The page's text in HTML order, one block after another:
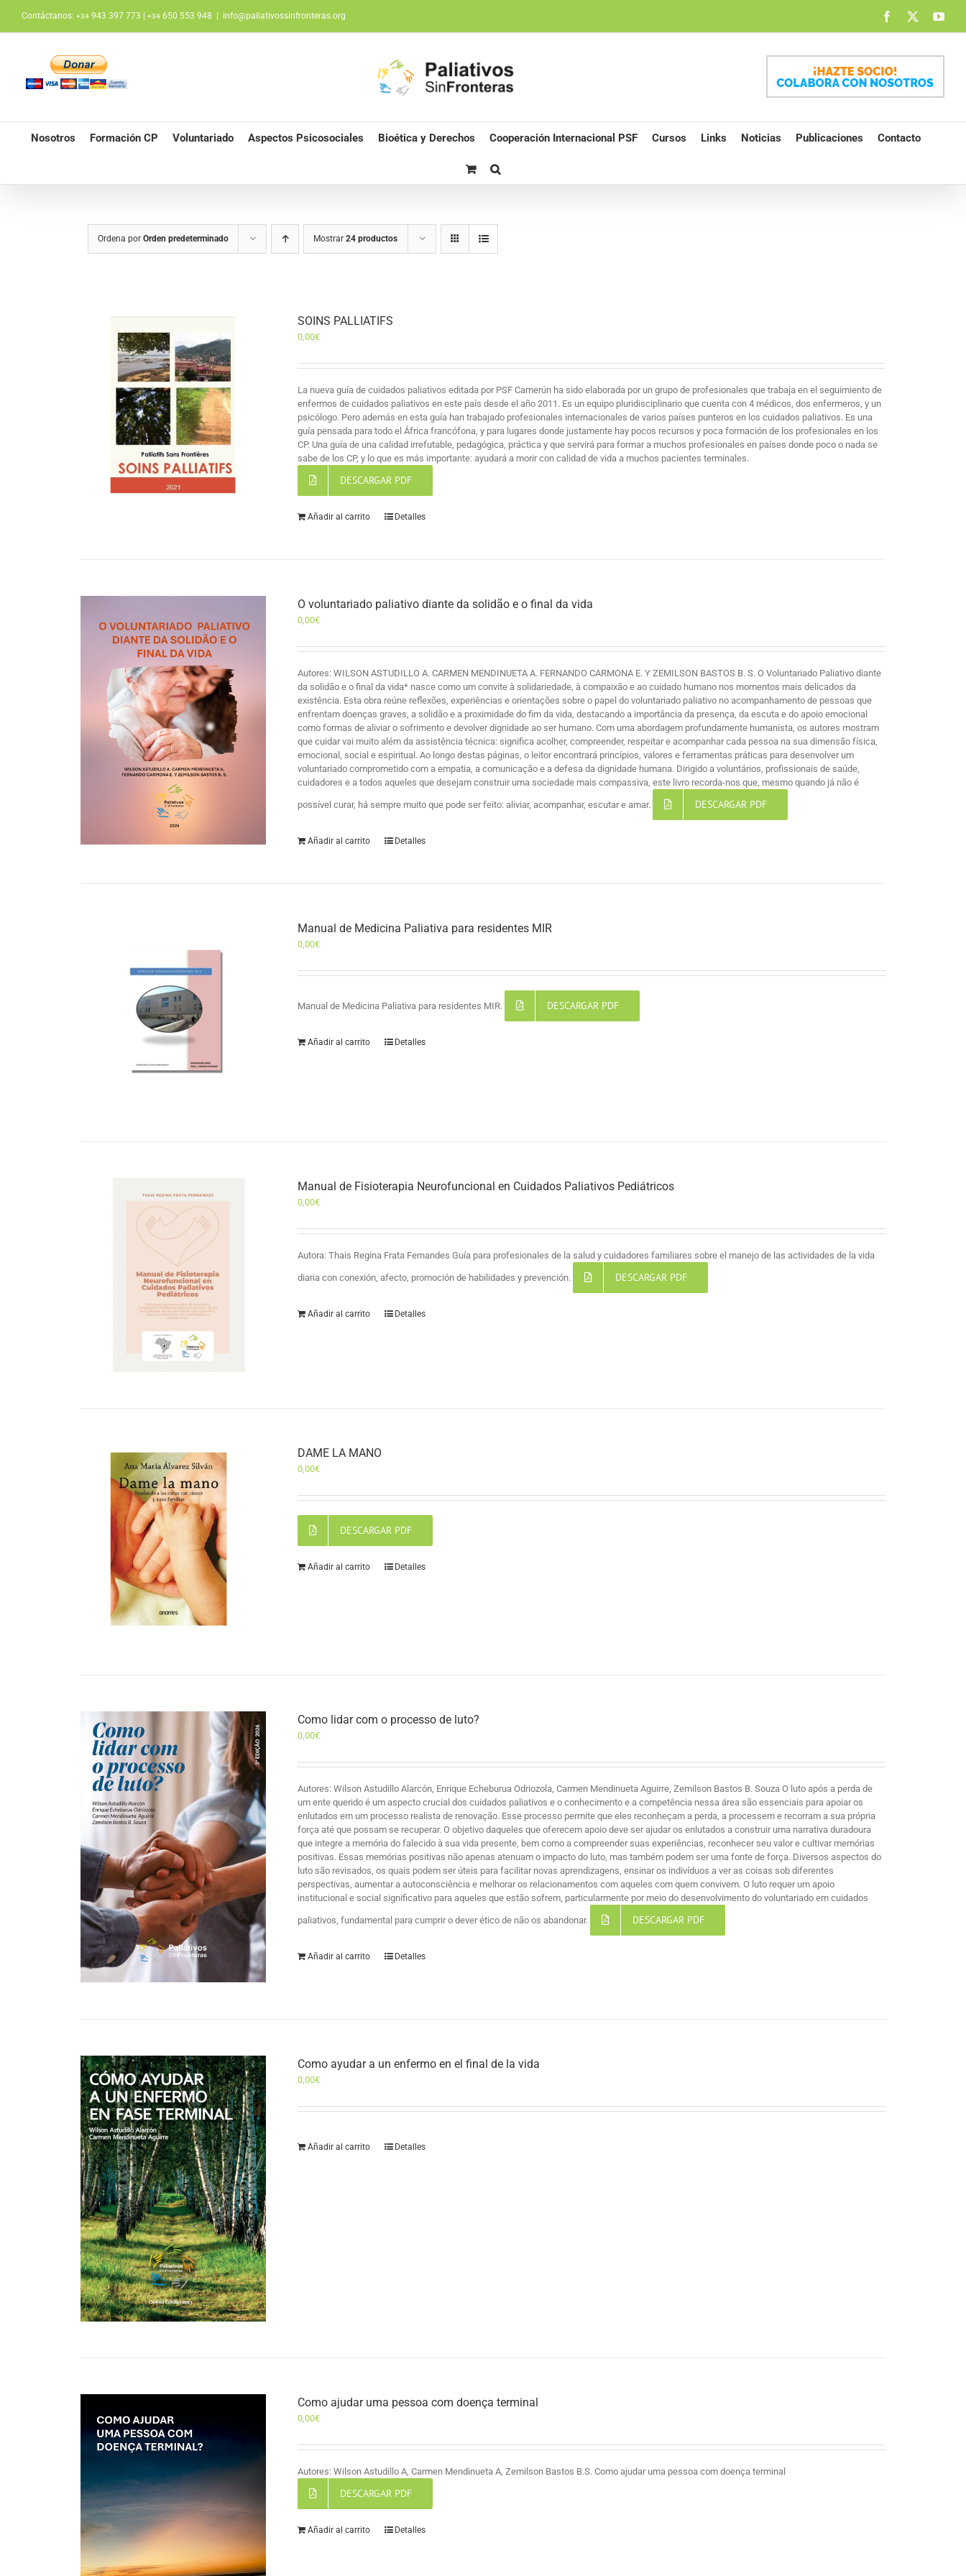
contenido
Contáctanos: +34 943 397 773 | +34 650 553 948 info@paliativossinfronteras.org Facebook
Nosotros Formación CP Voluntariado Aspectos Psicosociales Bioética y Derechos Cooperación Internacional PSF Cursos Links Noticias Publicaciones Contacto
Ordena por Orden predeterminado Mostrar 24 productos
SOINS PALLIATIFS
0,00€
La nueva guía de cuidados paliativos editada por PSF Camerún ha sido elaborada por un grupo de profesionales que trabaja en el seguimiento de
enfermos de cuidados paliativos en este país desde el año 2011. Es un equipo pluridisciplinario que cuenta con 4 médicos, dos enfermeros, y un
psicólogo. Pero además en esta guía han trabajado profesionales internacionales de varios países punteros en los cuidados paliativos. Es una
guía pensada para todo el África francófona, y para lugares donde justamente hay pocos recursos y poca formación de los profesionales en los
CP. Una guía de una calidad irrefutable, pedagógica, práctica y que servirá para formar a muchos profesionales en países donde poco o nada se
sabe de los CP, y lo que es más importante: ayudará a morir con calidad de vida a muchos pacientes terminales.
DESCARGAR PDF
Añadir al carrito Detalles
O voluntariado paliativo diante da solidão e o final da vida
0,00€
Autores: WILSON ASTUDILLO A. CARMEN MENDINUETA A. FERNANDO CARMONA E. Y ZEMILSON BASTOS B. S. O Voluntariado Paliativo diante
da solidão e o final da vida* nasce como um convite à solidariedade, à compaixão e ao cuidado humano nos momentos mais delicados da
existência. Esta obra reúne reflexões, experiências e orientações sobre o papel do voluntariado paliativo no acompanhamento de pessoas que
enfrentam doenças graves, a solidão e a proximidade do fim da vida, destacando a importância da presença, da escuta e do apoio emocional
como formas de aliviar o sofrimento e devolver dignidade ao ser humano. Com uma abordagem profundamente humanista, os autores mostram
que cuidar vai muito além da assistência técnica: significa acolher, compreender, respeitar e acompanhar cada pessoa na sua dimensão física,
emocional, social e espiritual. Ao longo destas páginas, o leitor encontrará princípios, valores e ferramentas práticas para desenvolver um
voluntariado comprometido com a empatia, a comunicação e a defesa da dignidade humana. Dirigido a voluntários, profissionais de saúde,
cuidadores e a todos aqueles que desejam construir uma sociedade mais compassiva, este livro recorda-nos que, mesmo quando já não é
possível curar, há sempre muito que pode ser feito: aliviar, acompanhar, escutar e amar. DESCARGAR PDF
Añadir al carrito Detalles
Manual de Medicina Paliativa para residentes MIR
0,00€
Manual de Medicina Paliativa para residentes MIR. DESCARGAR PDF
Añadir al carrito Detalles
Manual de Fisioterapia Neurofuncional en Cuidados Paliativos Pediátricos
0,00€
Autora: Thais Regina Frata Fernandes Guía para profesionales de la salud y cuidadores familiares sobre el manejo de las actividades de la vida
diaria con conexión, afecto, promoción de habilidades y prevención. DESCARGAR PDF
Añadir al carrito Detalles
DAME LA MANO
0,00€
DESCARGAR PDF
Añadir al carrito Detalles
Como lidar com o processo de luto?
0,00€
Autores: Wilson Astudillo Alarcón, Enrique Echeburua Odriozola, Carmen Mendinueta Aguirre, Zemilson Bastos B. Souza O luto após a perda de
um ente querido é um aspecto crucial dos cuidados paliativos e o conhecimento e a competência nessa área são essenciais para apoiar os
enlutados em um processo realista de renovação. Esse processo permite que eles reconheçam a perda, a processem e recorram a sua própria
força até que possam se recuperar. O objetivo daqueles que oferecem apoio deve ser ajudar os enlutados a construir uma narrativa duradoura
que integre a memória do falecido à sua vida presente, bem como a compreender suas experiências, reconhecer seu valor e cultivar memórias
positivas. Essas memórias positivas não apenas atenuam o impacto do luto, mas também podem ser uma fonte de força. Diversos aspectos do
luto são revisados, os quais podem ser úteis para facilitar novas aprendizagens, ensinar os indivíduos a ver as coisas sob diferentes
perspectivas, aumentar a autoconsciência e melhorar os relacionamentos com aqueles com quem convivem. O luto requer um apoio
institucional e social significativo para aqueles que estão sofrem, particularmente por meio do desenvolvimento do voluntariado em cuidados
paliativos, fundamental para cumprir o dever ético de não os abandonar. DESCARGAR PDF
Añadir al carrito Detalles
Como ayudar a un enfermo en el final de la vida
0,00€
Añadir al carrito Detalles
Como ajudar uma pessoa com doença terminal
0,00€
Autores: Wilson Astudillo A, Carmen Mendinueta A, Zemilson Bastos B.S. Como ajudar uma pessoa com doença terminal
DESCARGAR PDF
Añadir al carrito Detalles